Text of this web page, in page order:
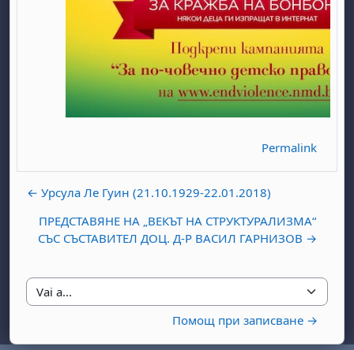
Permalink
← Урсула Ле Гуин (21.10.1929-22.01.2018)
ПРЕДСТАВЯНЕ НА „ВЕКЪТ НА СТРУКТУРАЛИЗМА“
СЪС СЪСТАВИТЕЛ ДОЦ. Д-Р ВАСИЛ ГАРНИЗОВ →
Vai a...
Помощ при записване →
1 agosto
domenica 2 agosto
14 agosto
15 agosto
domenica 16 agosto
28 agosto
29 agosto
domenica 30 agosto